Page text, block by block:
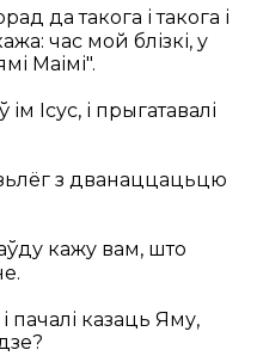
да такога і такога і
час мой блізкі, у
Маімі".
ім Ісус, і прыгатавалі
з дванаццацьцю
кажу вам, што
пачалі казаць Яму,